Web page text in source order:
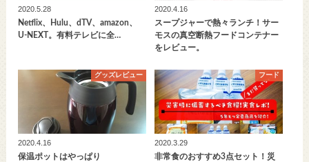
2020.5.28
Netflix、Hulu、dTV、amazon、
U-NEXT。有料テレビに全…
2020.4.16
スープジャーで熱々ランチ！サー
モスの真空断熱フードコンテナー
をレビュー。
グッズレビュー
2020.4.16
保温ポットはやっぱり
フード
2020.3.29
非常食のおすすめ3点セット！災